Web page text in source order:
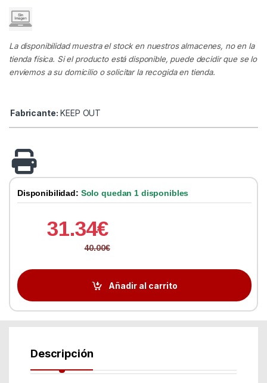
La disponibilidad muestra el stock en nuestros almacenes, no en la
tienda física. Si el producto está disponible, puede decidir que se lo
enviemos a su domicilio o solicitar la recogida en tienda.
Fabricante: KEEP OUT
Disponibilidad: Solo quedan 1 disponibles
31.34€
40.00€
Añadir al carrito
Descripción